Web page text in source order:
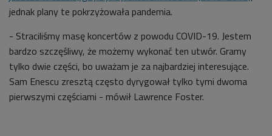
jednak plany te pokrzyżowała pandemia.
- Straciliśmy masę koncertów z powodu COVID-19. Jestem
bardzo szczęśliwy, że możemy wykonać ten utwór. Gramy
tylko dwie części, bo uważam je za najbardziej interesujące.
Sam Enescu zresztą często dyrygował tylko tymi dwoma
pierwszymi częściami - mówił Lawrence Foster.